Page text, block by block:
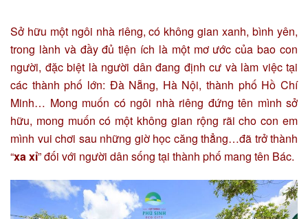
Sở hữu một ngôi nhà riêng, có không gian xanh, bình yên,
trong lành và đầy đủ tiện ích là một mơ ước của bao con
người, đặc biệt là người dân đang định cư và làm việc tại
các thành phố lớn: Đà Nẵng, Hà Nội, thành phố Hồ Chí
Minh… Mong muốn có ngôi nhà riêng đứng tên mình sở
hữu, mong muốn có một không gian rộng rãi cho con em
mình vui chơi sau những giờ học căng thẳng…đã trở thành
“xa xỉ” đối với người dân sống tại thành phố mang tên Bác.